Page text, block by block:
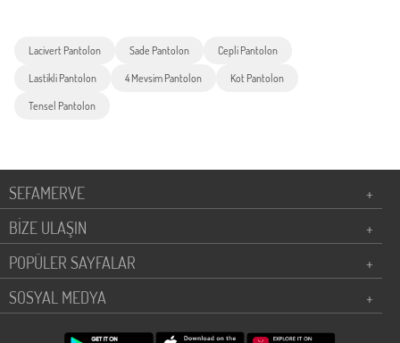
Lacivert Pantolon Sade Pantolon Cepli Pantolon
Lastikli Pantolon 4 Mevsim Pantolon Kot Pantolon
Tensel Pantolon
SEFAMERVE
+
BİZE ULAŞIN
+
POPÜLER SAYFALAR
+
SOSYAL MEDYA
+